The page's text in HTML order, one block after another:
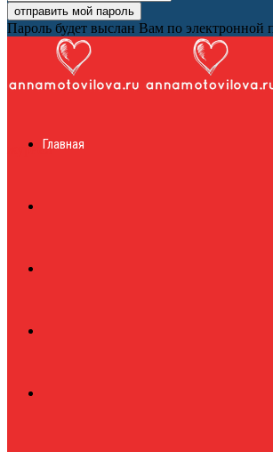
Пароль будет выслан Вам по электронной
журналГлавная